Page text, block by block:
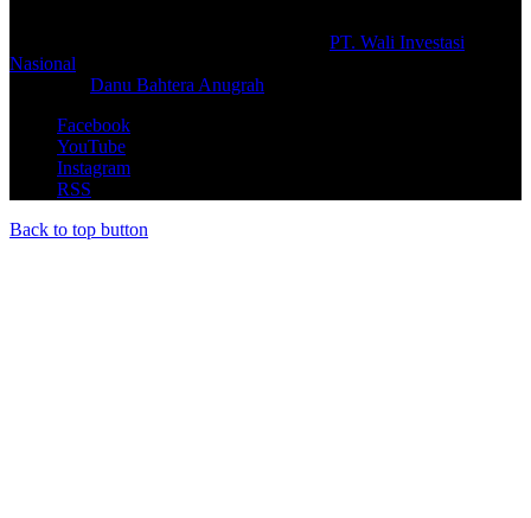
PT. Wali Investasi
Nasional
Danu Bahtera Anugrah
Facebook
YouTube
Instagram
RSS
Back to top button